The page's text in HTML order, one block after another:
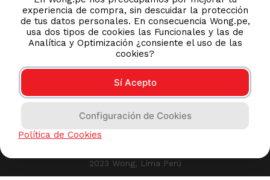
En Wong.pe nos preocupamos por mejorar tu
experiencia de compra, sin descuidar la protección
de tus datos personales. En consecuencia Wong.pe,
usa dos tipos de cookies las Funcionales y las de
Analítica y Optimización ¿consiente el uso de las
Sí Acepto
Configuración de Cookies
Política de Cookies